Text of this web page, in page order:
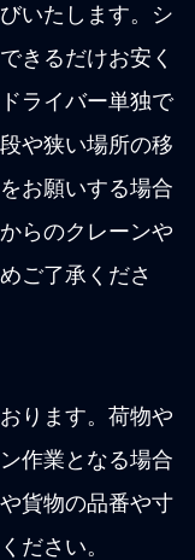
いたします。シ
きるだけお安く
ライバー単独で
や狭い場所の移
お願いする場合
らのクレーンや
ご了承くださ
ります。荷物や
作業となる場合
貨物の品番や寸
ださい。